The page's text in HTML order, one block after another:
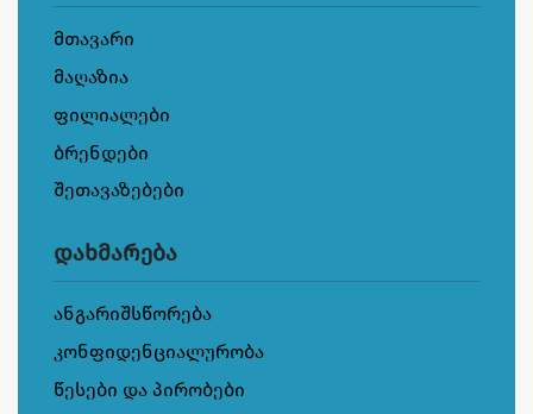
მთავარი
მაღაზია
ფილიალები
ბრენდები
შეთავაზებები
დახმარება
ანგარიშსწორება
კონფიდენციალურობა
წესები და პირობები